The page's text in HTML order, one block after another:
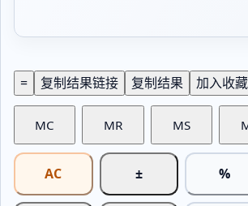
= 复制结果链接 复制结果 加入收藏
MC MR MS
AC ± %